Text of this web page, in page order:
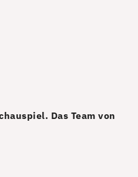
Das Team von